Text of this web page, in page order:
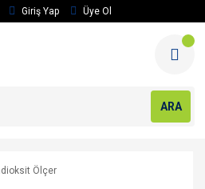
Giriş Yap Üye Ol
ARA